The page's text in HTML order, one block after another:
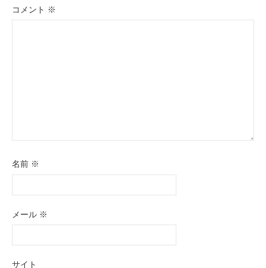
コメント ※
名前 ※
メール ※
サイト